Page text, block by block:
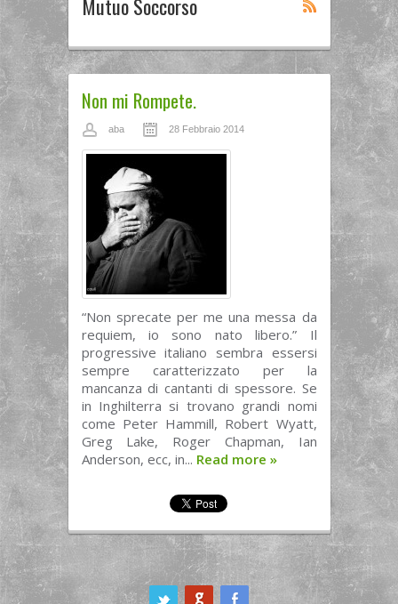
Non mi Rompete.
aba 28 Febbraio 2014
“Non sprecate per me una messa da
requiem, io sono nato libero.” Il
progressive italiano sembra essersi
sempre caratterizzato per la
mancanza di cantanti di spessore. Se
in Inghilterra si trovano grandi nomi
come Peter Hammill, Robert Wyatt,
Greg Lake, Roger Chapman, Ian
Anderson, ecc, in... Read more »